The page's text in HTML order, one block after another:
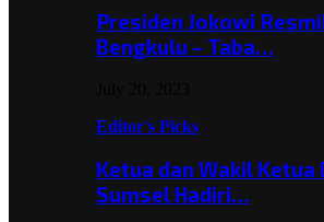
Presiden Jokowi
Bengkulu – Taba…
Editor's Picks
Ketua dan Wakil Ketua
Sumsel Hadiri…